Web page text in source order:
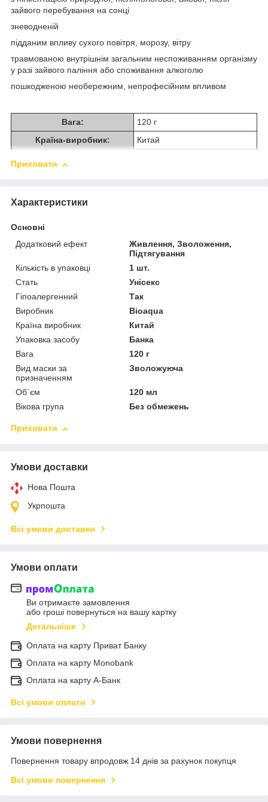
зайвого перебування на сонці
зневодненій
підданим впливу сухого повітря, морозу, вітру
травмованою внутрішнім загальним неспоживанням організму
у разі зайвого паління або споживання алкоголю
пошкодженою необережним, непрофесійним впливом
Вага:
120 г
Країна-виробник:
Китай
Приховати
Характеристики
Основні
Додатковий ефект
Живлення, Зволоження,
Підтягування
Кількість в упаковці
1 шт.
Стать
Унісекс
Гіпоалергенний
Так
Виробник
Bioaqua
Країна виробник
Китай
Упаковка засобу
Банка
Вага
120 г
Вид маски за
призначенням
Зволожуюча
Об`єм
120 мл
Вікова група
Без обмежень
Приховати
Умови доставки
Нова Пошта
Укрпошта
Всі умови доставки
Умови оплати
Ви отримаєте замовлення
або гроші повернуться на вашу картку
Детальніше
Оплата на карту Приват Банку
Оплата на карту Monobank
Оплата на карту А-Банк
Всі умови оплати
Умови повернення
Повернення товару впродовж 14 днів за рахунок покупця
Всі умови повернення